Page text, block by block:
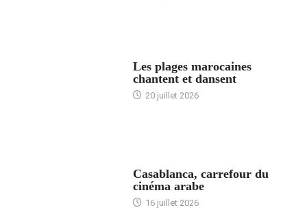
Les plages marocaines
chantent et dansent
20 juillet 2026
Casablanca, carrefour du
cinéma arabe
16 juillet 2026